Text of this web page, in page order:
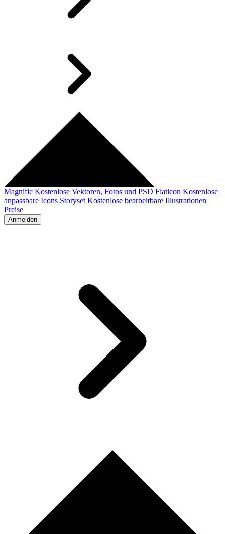
Magnific Kostenlose Vektoren, Fotos und PSD Flaticon Kostenlose
anpassbare Icons Storyset Kostenlose bearbeitbare Illustrationen
Preise
Anmelden